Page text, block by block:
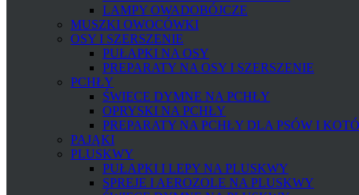
LAMPY OWADOBÓJCZE
MUSZKI OWOCÓWKI
OSY I SZERSZENIE
PUŁAPKI NA OSY
PREPARATY NA OSY I SZERSZENIE
PCHŁY
ŚWIECE DYMNE NA PCHŁY
OPRYSKI NA PCHŁY
PREPARATY NA PCHŁY DLA PSÓW I
PAJĄKI
PLUSKWY
PUŁAPKI I LEPY NA PLUSKWY
SPREJE I AEROZOLE NA PLUSKWY